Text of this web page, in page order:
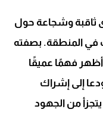
ثاقبة وشجاعة حول
في المنطقة. بصفته
فهمًا عميقًا
إلى إشراك
من الجهود